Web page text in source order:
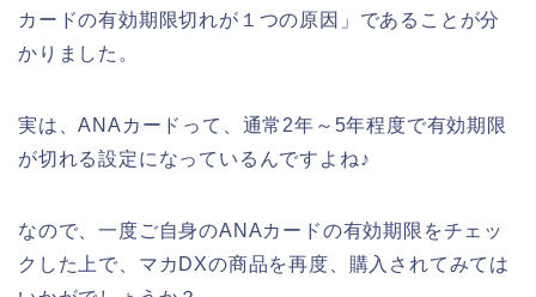
カードの有効期限切れが１つの原因」であることが分
かりました。
実は、ANAカードって、通常2年～5年程度で有効期限
が切れる設定になっているんですよね♪
なので、一度ご自身のANAカードの有効期限をチェッ
クした上で、マカDXの商品を再度、購入されてみては